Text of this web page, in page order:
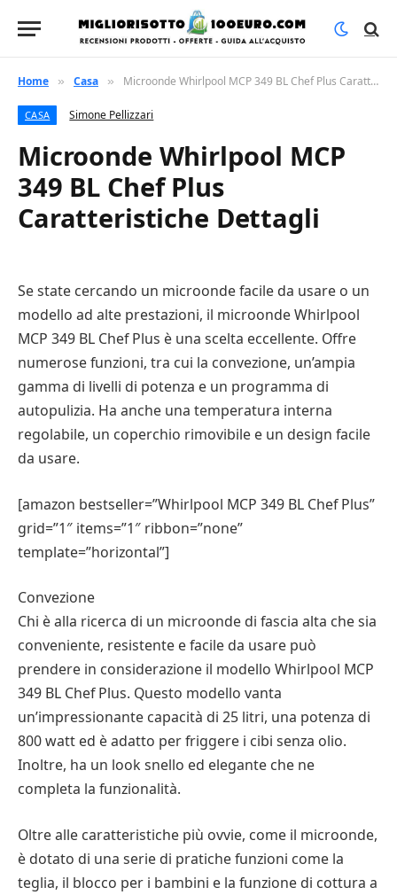
Home » Casa » Microonde Whirlpool MCP 349 BL Chef Plus Caratteristiche Dettagli
CASA Simone Pellizzari
Microonde Whirlpool MCP
349 BL Chef Plus
Caratteristiche Dettagli
Se state cercando un microonde facile da usare o un
modello ad alte prestazioni, il microonde Whirlpool
MCP 349 BL Chef Plus è una scelta eccellente. Offre
numerose funzioni, tra cui la convezione, un’ampia
gamma di livelli di potenza e un programma di
autopulizia. Ha anche una temperatura interna
regolabile, un coperchio rimovibile e un design facile
da usare.
[amazon bestseller=”Whirlpool MCP 349 BL Chef Plus”
grid=”1″ items=”1″ ribbon=”none”
template=”horizontal”]
Convezione
Chi è alla ricerca di un microonde di fascia alta che sia
conveniente, resistente e facile da usare può
prendere in considerazione il modello Whirlpool MCP
349 BL Chef Plus. Questo modello vanta
un’impressionante capacità di 25 litri, una potenza di
800 watt ed è adatto per friggere i cibi senza olio.
Inoltre, ha un look snello ed elegante che ne
completa la funzionalità.
Oltre alle caratteristiche più ovvie, come il microonde,
è dotato di una serie di pratiche funzioni come la
teglia, il blocco per i bambini e la funzione di cottura a